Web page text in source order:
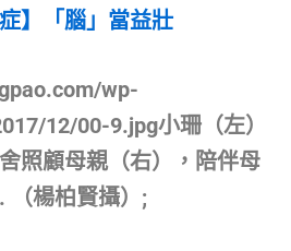
症】「腦」當益壯
wp-
12/00-9.jpg小珊（左）
照顧母親（右），陪伴母
（楊柏賢攝）;